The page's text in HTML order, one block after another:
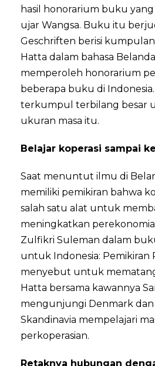
hasil honorarium buku
ujar Wangsa. Buku itu
Geschriften berisi
Hatta dalam bahasa
memperoleh honorarium
beberapa buku di
terkumpul terbilang besar
ukuran masa itu.
Belajar koperasi sampai
Saat menuntut ilmu di
memiliki pemikiran bahwa
salah satu alat untuk
meningkatkan
Zulfikri Suleman dalam
untuk Indonesia: Pemikiran
menyebut untuk
Hatta bersama kawannya
mengunjungi Denmark dan
Skandinavia mempelajari
perkoperasian.
Retaknya hubungan